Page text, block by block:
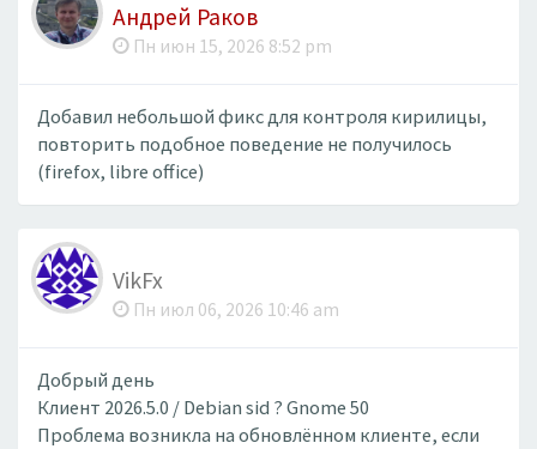
Андрей Раков
Пн июн 15, 2026 8:52 pm
Добавил небольшой фикс для контроля кирилицы,
повторить подобное поведение не получилось
(firefox, libre office)
VikFx
Пн июл 06, 2026 10:46 am
Добрый день
Клиент 2026.5.0 / Debian sid ? Gnome 50
Проблема возникла на обновлённом клиенте, если